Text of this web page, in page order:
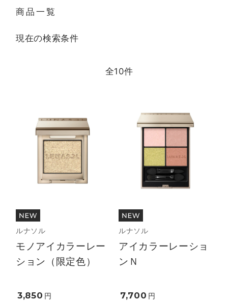
商品一覧
現在の検索条件
全10件
ルナソル
モノアイカラーレー
ション（限定色）
3,850 円
ルナソル
アイカラーレーショ
ンＮ
7,700 円